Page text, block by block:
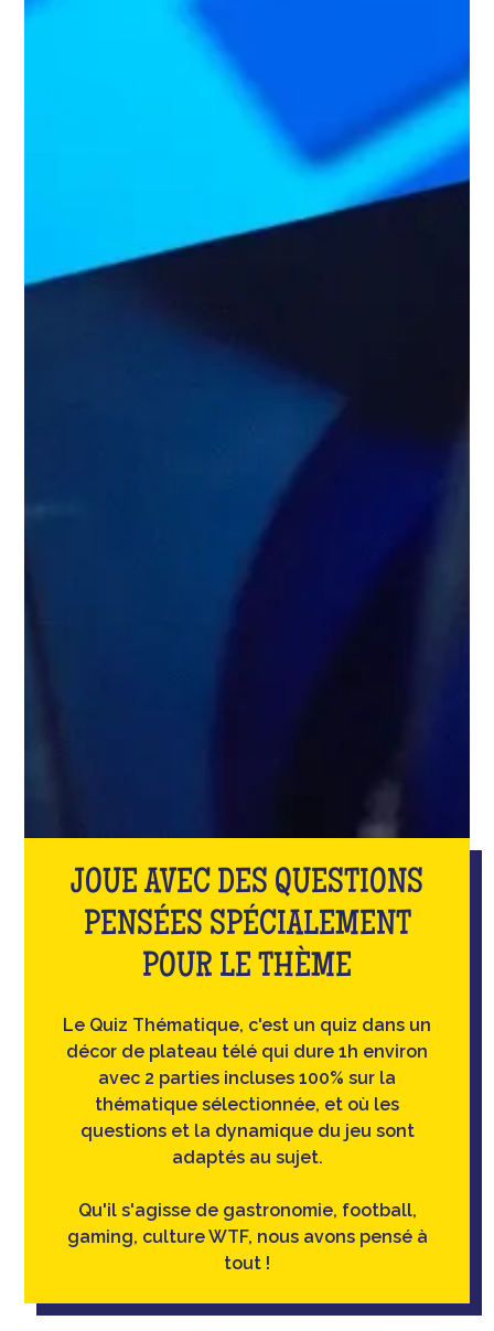
JOUE AVEC DES QUESTIONS
PENSÉES SPÉCIALEMENT
POUR LE THÈME
Le Quiz Thématique, c'est un quiz dans un
décor de plateau télé qui dure 1h environ
avec 2 parties incluses 100% sur la
thématique sélectionnée, et où les
questions et la dynamique du jeu sont
adaptés au sujet.
Qu'il s'agisse de gastronomie, football,
gaming, culture WTF, nous avons pensé à
tout !